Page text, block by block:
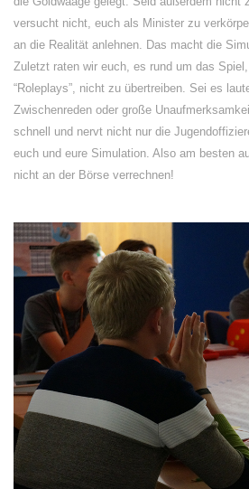
versucht nicht, euch als Minister zu
an die Realität anlehnen. Das macht die
Zuletzt raten wir euch, es rund um das
“Roleplays”, nicht zu übertreiben. Sei es
Zwischenreden oder große
schnell und nervt nicht nur die
euch und eure Simulation. Also am besten
nicht an der Börse verrechnen!